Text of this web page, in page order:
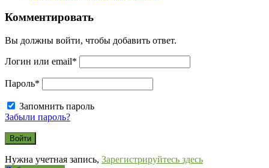
Комментировать
Вы должны войти, чтобы добавить ответ.
Логин или email*
Пароль*
Запомнить пароль
Забыли пароль?
Нужна учетная запись, Зарегистрируйтесь здесь